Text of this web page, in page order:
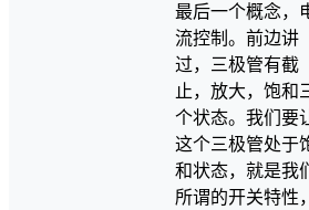
最后一个概念，
流控制。前边讲
过，三极管有截
止，放大，饱和
个状态。我们要
这个三极管处于
和状态，就是我们
所谓的开关特性，